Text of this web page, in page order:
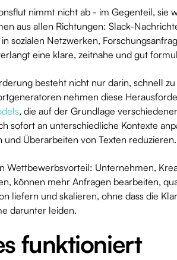
nimmt nicht ab - im Gegenteil, sie
aus allen Richtungen: Slack-
sozialen Netzwerken,
eine klare, zeitnahe und gut
besteht nicht nur darin, schnell
nehmen diese
, die auf der Grundlage
sofort an unterschiedliche Kontexte
und Überarbeiten von Texten reduzieren.
Wettbewerbsvorteil: Unternehmen,
können mehr Anfragen bearbeiten,
liefern und skalieren, ohne dass die
darunter leiden.
funktioniert